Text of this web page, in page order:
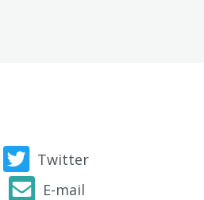
Twitter
E-mail